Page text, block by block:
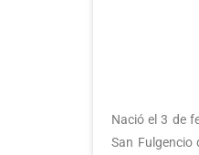
Nació el 3 de
San Fulgencio